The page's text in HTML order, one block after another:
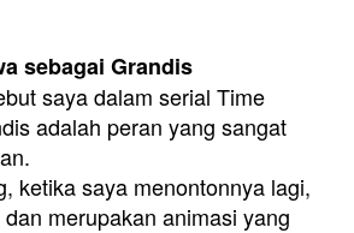
sebagai Grandis
saya dalam serial Time
adalah peran yang sangat
ketika saya menontonnya lagi,
merupakan animasi yang